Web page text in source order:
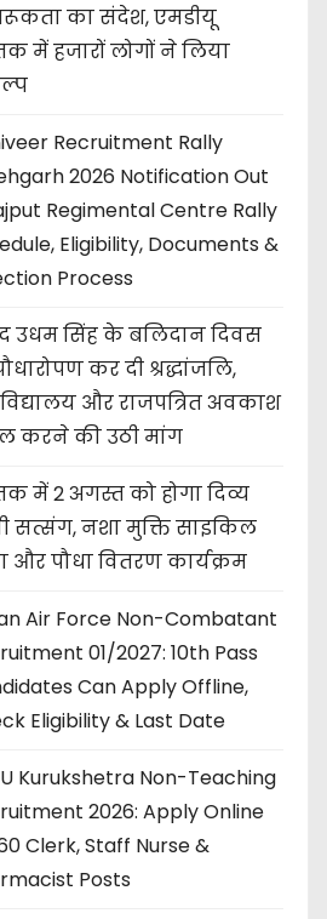
का संदेश, एमडीयू
में हजारों लोगों ने लिया
Recruitment Rally
2026 Notification Out
Regimental Centre Rally
Eligibility, Documents &
Process
उधम सिंह के बलिदान दिवस
कर दी श्रद्धांजलि,
और राजपत्रित अवकाश
करने की उठी मांग
में 2 अगस्त को होगा दिव्य
सत्संग, नशा मुक्ति साइकिल
और पौधा वितरण कार्यक्रम
Air Force Non-Combatant
01/2027: 10th Pass
Can Apply Offline,
Eligibility & Last Date
Kurukshetra Non-Teaching
2026: Apply Online
Clerk, Staff Nurse &
Posts